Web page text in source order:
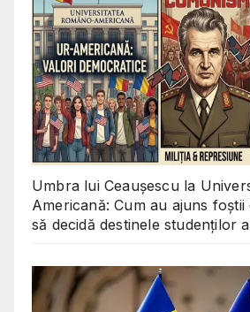
Umbra lui Ceaușescu la
Americană: Cum au ajuns
să decidă destinele studenților